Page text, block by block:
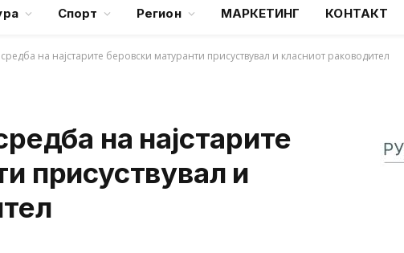
Спорт Регион МАРКЕТИНГ КОНТАКТ
на најстарите беровски матуранти присуствувал и класниот раководител
на најстарите
присуствувал и